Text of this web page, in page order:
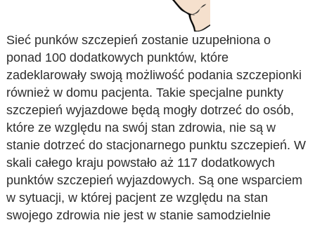
Sieć punków szczepień zostanie uzupełniona o
ponad 100 dodatkowych punktów, które
zadeklarowały swoją możliwość podania szczepionki
również w domu pacjenta. Takie specjalne punkty
szczepień wyjazdowe będą mogły dotrzeć do osób,
które ze względu na swój stan zdrowia, nie są w
stanie dotrzeć do stacjonarnego punktu szczepień. W
skali całego kraju powstało aż 117 dodatkowych
punktów szczepień wyjazdowych. Są one wsparciem
w sytuacji, w której pacjent ze względu na stan
swojego zdrowia nie jest w stanie samodzielnie